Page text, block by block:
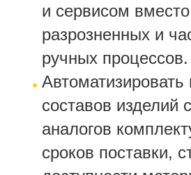
и сервисом вместо
разрозненных и
ручных процессов.
Автоматизировать
составов изделий
аналогов
сроков поставки,